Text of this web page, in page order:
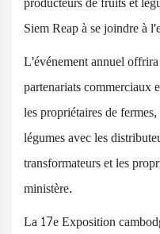
Siem Reap à se joindre à
L'événement annuel
partenariats commerciaux
les propriétaires de
légumes avec les
transformateurs et les
ministère.
La 17e Exposition